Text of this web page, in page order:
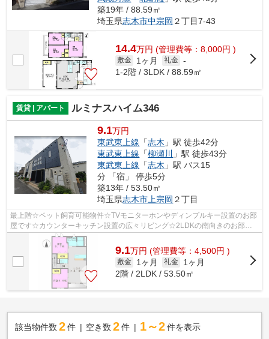
築19年 / 88.59㎡
埼玉県志木市中宗岡 ２丁目7-43
14.4万円 (管理費等：8,000円 )
敷金 1ヶ月 礼金 -
1-2階 / 3LDK / 88.59㎡
賃貸 | アパート ルミナスハイム346
9.1万円
東武東上線 「志木 」駅 徒歩42分
東武東上線 「柳瀬川
」駅 徒歩43分
東武東上線 「志木 」駅 バス15
分 「宿」 停歩5分
築13年 / 53.50㎡
埼玉県志木市 上宗岡 ２丁目
最上階☆ペット飼育可能物件☆TVモニターホンやディンプルキー設置のお部
屋です☆カウンターキッチン設置の広々リビング☆2LDKの南向きのお部屋
です☆浴室乾燥機や追い焚きもあり☆
9.1万円 (管理費等：4,500円 )
敷金 1ヶ月 礼金
1ヶ月
2階 / 2LDK / 53.50㎡
該当物件数 2件 空き数 2 件 1～2 件を表示